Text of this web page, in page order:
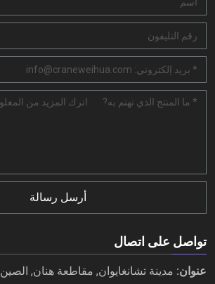
أرسل رسالة
تواصل على اتصال
عنوان: مدينة تشانغايوان, مقاطعة هنان, الصين.